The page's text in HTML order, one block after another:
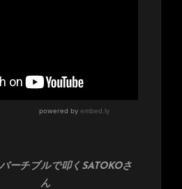
ーチブルで叩くSATOKOさ
ん